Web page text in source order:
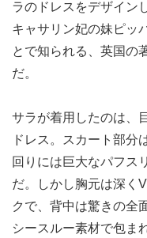
ラのドレスをデザイン
キャサリン妃の妹ピッ
とで知られる、英国の
だ。
サラが着用したのは、
ドレス。スカート部分
回りには巨大なパフス
だ。しかし胸元は深く
クで、背中は驚きの全
シースルー素材で包ま